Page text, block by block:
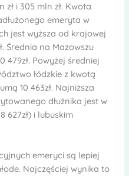
i 305 mln zł. Kwota
emeryta w
jest wyższa od krajowej
Średnia na Mazowszu
479zł. Powyżej średniej
łódzkie z kwotą
10 463zł. Najniższa
dłużnika jest w
627zł) i lubuskim
emeryci są lepiej
Najczęściej wynika to